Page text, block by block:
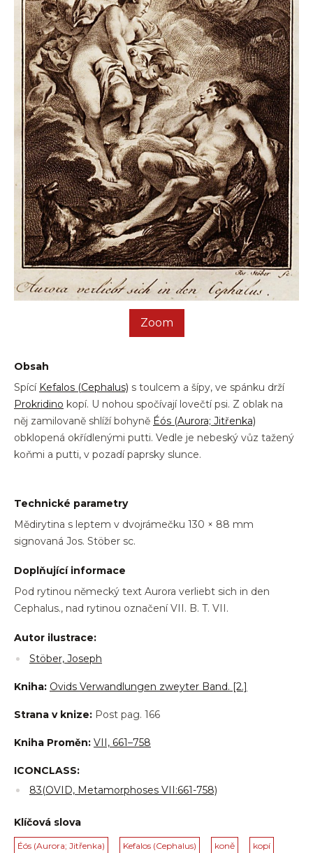
Zoom
Obsah
Spící Kefalos (Cephalus) s toulcem a šípy, ve spánku drží
Prokridino kopí. U nohou spočívají lovečtí psi. Z oblak na
něj zamilovaně shlíží bohyně Éós (Aurora; Jitřenka)
obklopená okřídlenými putti. Vedle je nebeský vůz tažený
koňmi a putti, v pozadí paprsky slunce.
Technické parametry
Mědirytina s leptem v dvojrámečku 130 × 88 mm
signovaná Jos. Stöber sc.
Doplňující informace
Pod rytinou německý text Aurora verliebt sich in den
Cephalus., nad rytinou označení VII. B. T. VII.
Autor ilustrace:
Stöber, Joseph
Kniha: Ovids Verwandlungen zweyter Band. [2.]
Strana v knize: Post pag. 166
Kniha Proměn: VII, 661–758
ICONCLASS:
83(OVID, Metamorphoses VII:661-758)
Klíčová slova
Éós (Aurora; Jitřenka) Kefalos (Cephalus) koně kopí